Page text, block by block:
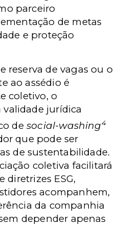
parceiro
de metas
e proteção
reserva de vagas ou o
ao assédio é
coletivo, o
jurídica
desocial-washing4
que pode ser
de sustentabilidade.
coletiva facilitará
diretrizes ESG,
acompanhem,
da companhia
depender apenas